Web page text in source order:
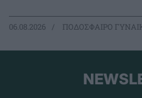
06.08.2026 ΠΟΔΟΣΦΑΙΡΟ